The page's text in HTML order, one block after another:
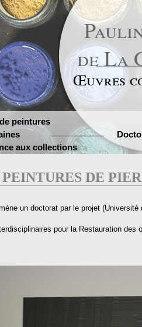
de La
Œuvres
DE
un doctorat par le projet (Université
pour la Restauration
peintures
aux collections